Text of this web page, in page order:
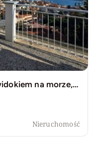
Mieszkanie w Sanremo z widokiem na morze, przestronnym salonem i werandą
Nieruchomość